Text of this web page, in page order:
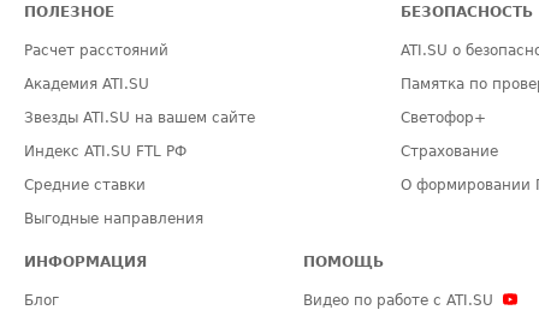
ПОЛЕЗНОЕ
Расчет расстояний
Академия ATI.SU
Звезды ATI.SU на вашем сайте
Индекс ATI.SU FTL РФ
Средние ставки
Выгодные направления
БЕЗОПАСНОСТЬ
ATI.SU о
Памятка по
Светофор+
Страхование
О формировании
ИНФОРМАЦИЯ
Блог
ПОМОЩЬ
Видео по работе с ATI.SU